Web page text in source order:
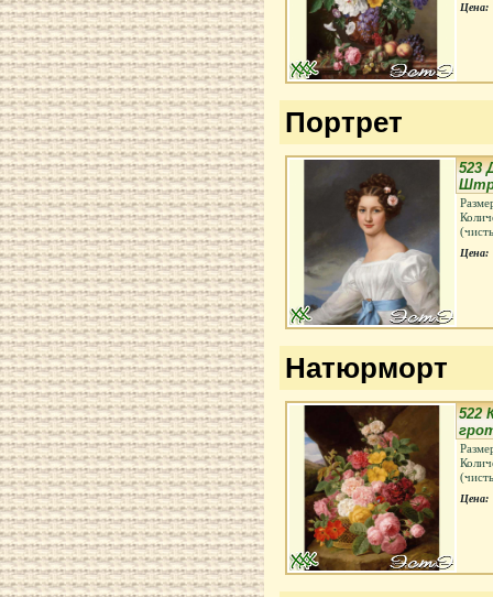
Цена:
Портрет
523
Цена:
Натюрморт
522
Цена: